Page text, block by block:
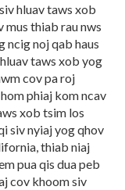
hluav taws xob
mus thiab rau nws
ncig noj qab haus
taws xob yog
cov pa roj
phiaj kom ncav
xob tsim los
siv nyiaj yog qhov
thiab niaj
pua qis dua peb
cov khoom siv